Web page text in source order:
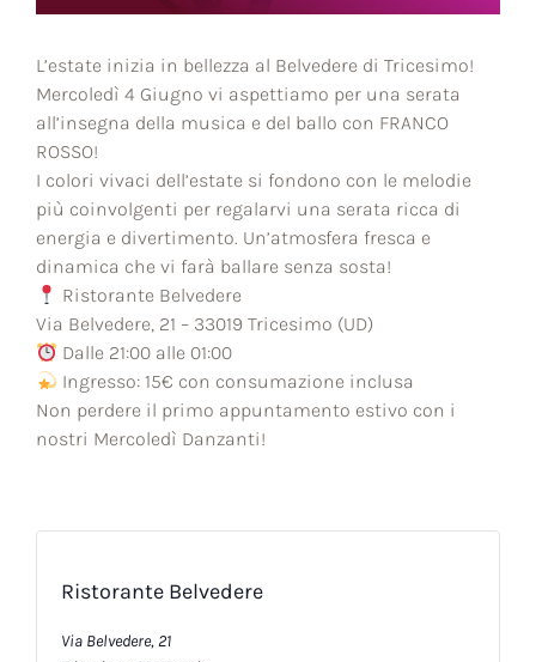
L’estate inizia in bellezza al Belvedere di Tricesimo!
Mercoledì 4 Giugno vi aspettiamo per una serata
all’insegna della musica e del ballo con FRANCO
ROSSO!
I colori vivaci dell’estate si fondono con le melodie
più coinvolgenti per regalarvi una serata ricca di
energia e divertimento. Un’atmosfera fresca e
dinamica che vi farà ballare senza sosta!
Ristorante Belvedere
Via Belvedere, 21 – 33019 Tricesimo (UD)
Dalle 21:00 alle 01:00
Ingresso: 15€ con consumazione inclusa
Non perdere il primo appuntamento estivo con i
nostri Mercoledì Danzanti!
Ristorante Belvedere
Via Belvedere, 21